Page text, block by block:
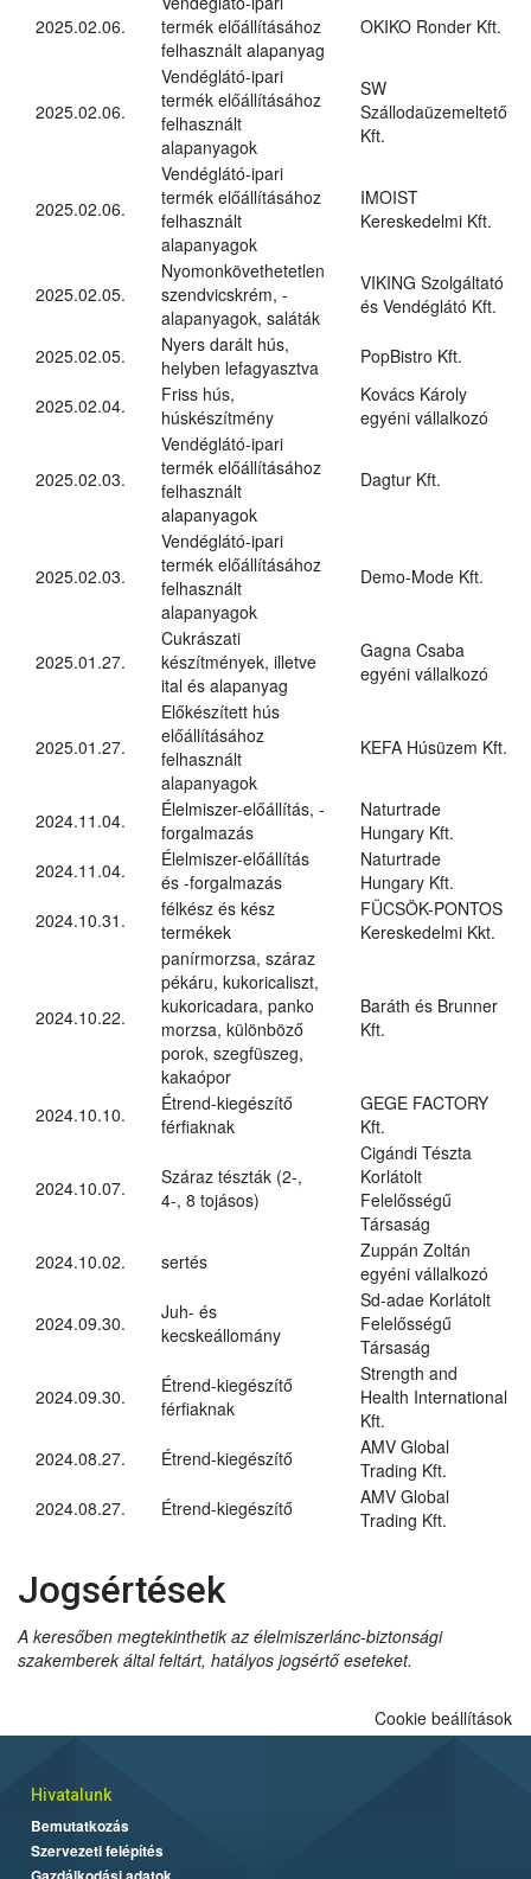
2025.02.06.
termék előállításához
felhasznált alapanyag
OKIKO Ronder Kft.
2025.02.06.
Vendéglátó-ipari
termék előállításához
felhasznált
alapanyagok
SW
Szállodaüzemeltető
Kft.
2025.02.06.
Vendéglátó-ipari
termék előállításához
felhasznált
alapanyagok
IMOIST
Kereskedelmi Kft.
2025.02.05.
Nyomonkövethetetlen
szendvicskrém, -
alapanyagok, saláták
VIKING Szolgáltató
és Vendéglátó Kft.
2025.02.05.
Nyers darált hús,
helyben lefagyasztva
PopBistro Kft.
2025.02.04.
Friss hús,
húskészítmény
Kovács Károly
egyéni vállalkozó
2025.02.03.
Vendéglátó-ipari
termék előállításához
felhasznált
alapanyagok
Dagtur Kft.
2025.02.03.
Vendéglátó-ipari
termék előállításához
felhasznált
alapanyagok
Demo-Mode Kft.
2025.01.27.
Cukrászati
készítmények, illetve
ital és alapanyag
Gagna Csaba
egyéni vállalkozó
2025.01.27.
Előkészített hús
előállításához
felhasznált
alapanyagok
KEFA Húsüzem Kft.
2024.11.04.
Élelmiszer-előállítás, -
forgalmazás
Naturtrade
Hungary Kft.
2024.11.04.
Élelmiszer-előállítás
és -forgalmazás
Naturtrade
Hungary Kft.
2024.10.31.
félkész és kész
termékek
FÜCSÖK-PONTOS
Kereskedelmi Kkt.
2024.10.22.
panírmorzsa, száraz
pékáru, kukoricaliszt,
kukoricadara, panko
morzsa, különböző
porok, szegfüszeg,
kakaópor
Baráth és Brunner
Kft.
2024.10.10.
Étrend-kiegészítő
férfiaknak
GEGE FACTORY
Kft.
2024.10.07.
Száraz tészták (2-,
4-, 8 tojásos)
Cigándi Tészta
Korlátolt
Felelősségű
Társaság
2024.10.02.
sertés
Zuppán Zoltán
egyéni vállalkozó
2024.09.30.
Juh- és
kecskeállomány
Sd-adae Korlátolt
Felelősségű
Társaság
2024.09.30.
Étrend-kiegészítő
férfiaknak
Strength and
Health International
Kft.
2024.08.27.
Étrend-kiegészítő
AMV Global
Trading Kft.
2024.08.27.
Étrend-kiegészítő
AMV Global
Trading Kft.
Jogsértések
A keresőben megtekinthetik az élelmiszerlánc-biztonsági
szakemberek által feltárt, hatályos jogsértő eseteket.
Cookie beállítások
Hivatalunk
Bemutatkozás
Szervezeti felépítés